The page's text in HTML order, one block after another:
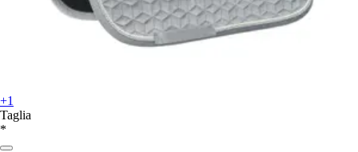
+1
Taglia
*